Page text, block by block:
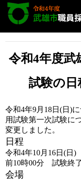
TOP 令和4年度武雄市
令和4年度武
試験の日
令和4年9月18日(日)
用試験第一次試験に
変更しました。
日程
令和4年10月16日(
前10時00分 試験終
会場